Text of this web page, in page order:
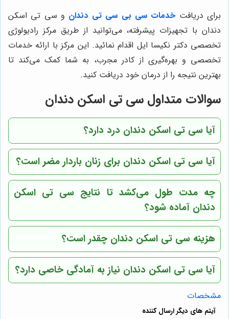
برای دریافت خدمات سی بی سی تی دندان و سی تی اسکن
دندان با تجهیزات پیشرفته، می‌توانید از طریق مرکز رادیولوژی
تخصصی دکتر نکیسا ایل اقدام نمائید. این مرکز با ارائه خدمات
تخصصی و بهره‌گیری از کادر مجرب، به شما کمک می‌کند تا
بهترین نتیجه را از درمان خود دریافت کنید.
سوالات متداول سی تی اسکن دندان
آیا سی تی اسکن دندان درد دارد؟
آیا سی تی اسکن دندان برای زنان باردار مضر است؟
چه مدت طول می‌کشد تا نتایج سی تی اسکن
دندان آماده شود؟
هزینه سی تی اسکن دندان چقدر است؟
آیا سی تی اسکن دندان نیاز به آمادگی خاصی دارد؟
مشخصات